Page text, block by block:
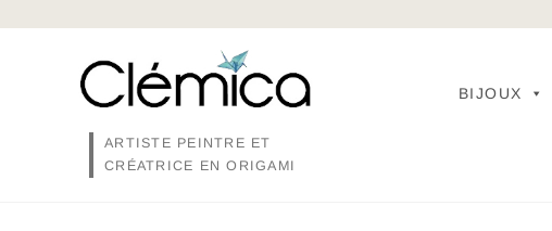
ARTISTE PEINTRE ET
CRÉATRICE EN ORIGAMI
BIJOUX